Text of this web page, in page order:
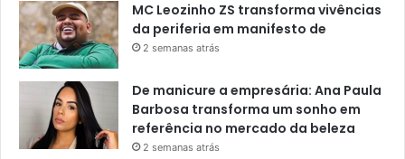
MC Leozinho ZS transforma vivências
da periferia em manifesto de
2 semanas atrás
De manicure a empresária: Ana Paula
Barbosa transforma um sonho em
referência no mercado da beleza
2 semanas atrás